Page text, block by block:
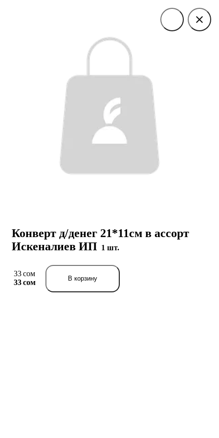
Конверт д/денег 21*11см в ассорт
Искеналиев ИП 1 шт.
33 сом
33 сом
В корзину